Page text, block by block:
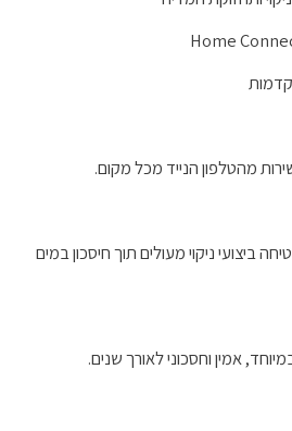
מהטלפון הנייד מכל מקום.
ניקוי מעולים תוך חיסכון במים
אמין וחסכוני לאורך שנים.